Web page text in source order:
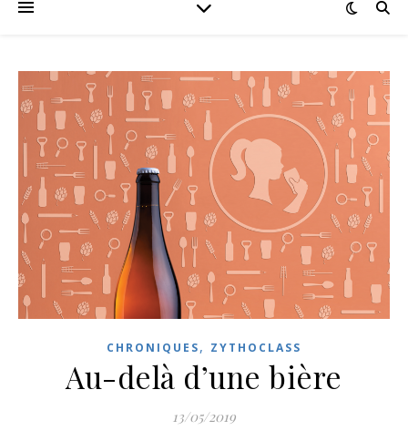
CHRONIQUES, ZYTHOCLASS
Au-delà d’une bière
13/05/2019